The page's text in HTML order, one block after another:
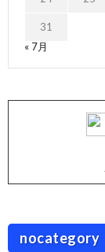
31
« 7月
nocategory